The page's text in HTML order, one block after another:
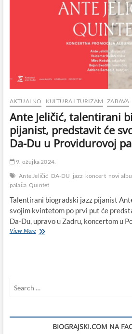
AKTUALNO KULTURA I TURIZAM ZABAVA
Ante Jeličić, talentirani
pijanist, predstavit će
Da-Du u Providurovoj
9. ožujka 2024.
Ante Jeličić DA-DU jazz koncert novi
palača Quintet
Talentirani biogradski jazz pijanist
svojim kvintetom po prvi put će
Da-Du, upravo u Zadru, koncertom u
View MoreAnte
će
album
BIOGRAJSKI.COM NA